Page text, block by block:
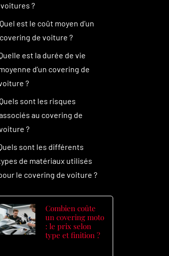
voitures ?
Quel est le coût moyen d’un
covering de voiture ?
est la durée de vie
d’un covering de
?
Quels sont les risques
au covering de
?
sont les différents
de matériaux utilisés
le covering de voiture ?
Combien coûte
un covering moto
: le prix selon
type et finition ?